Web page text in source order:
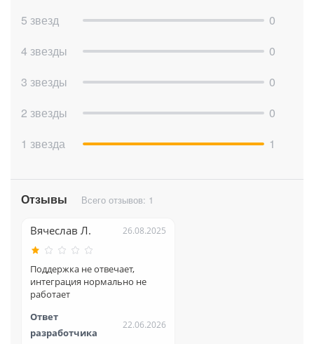
5 звезд
0
4 звезды
0
3 звезды
0
2 звезды
0
1 звезда
1
Отзывы Всего отзывов: 1
Вячеслав Л. 26.08.2025
Поддержка не отвечает,
интеграция нормально не
работает
Ответ
разработчика
22.06.2026